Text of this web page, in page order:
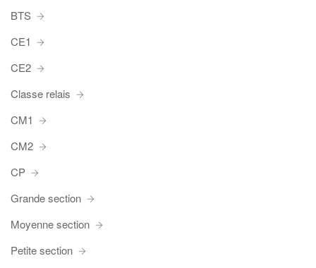
BTS
CE1
CE2
Classe relais
CM1
CM2
CP
Grande section
Moyenne section
Petite section